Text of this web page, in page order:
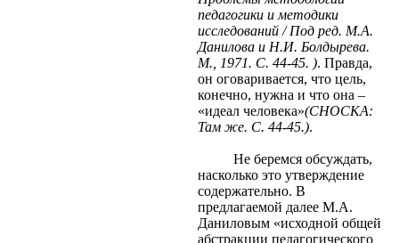
педагогики и методики
исследований / Под ред. М.А.
Данилова и Н.И. Болдырева.
М., 1971. С. 44-45. ). Правда,
он оговаривается, что цель,
конечно, нужна и что она –
«идеал человека»(СНОСКА:
Там же. С. 44-45.).
He беремся обсуждать,
насколько это утверждение
содержательно. В
предлагаемой далее М.А.
Даниловым «исходной общей
абстракции педагогического